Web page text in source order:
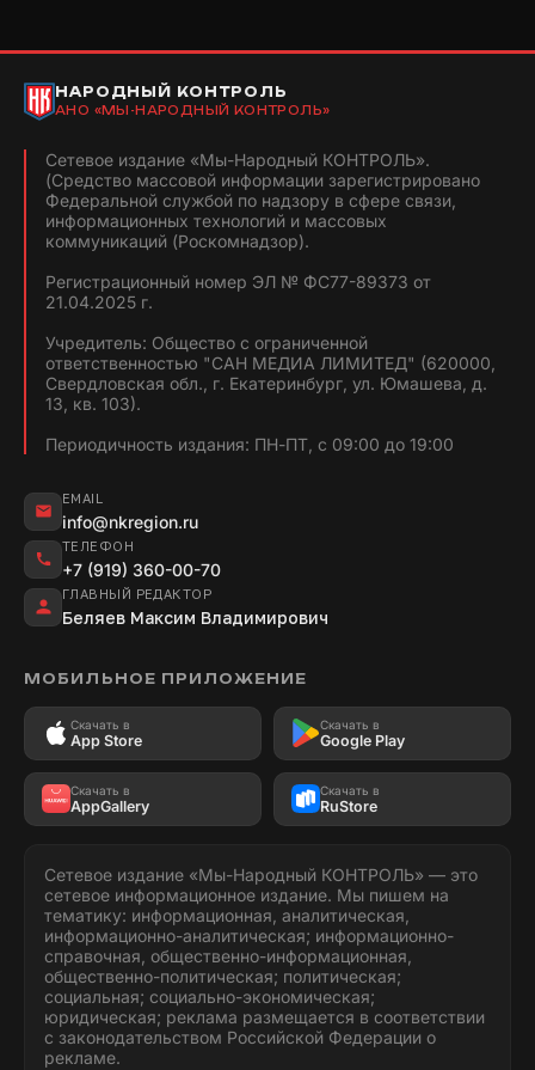
НАРОДНЫЙ КОНТРОЛЬ
АНО «МЫ-НАРОДНЫЙ КОНТРОЛЬ»
Сетевое издание «Мы-Народный КОНТРОЛЬ».
(Средство массовой информации зарегистрировано
Федеральной службой по надзору в сфере связи,
информационных технологий и массовых
коммуникаций (Роскомнадзор).
Регистрационный номер ЭЛ № ФС77-89373 от
21.04.2025 г.
Учредитель: Общество с ограниченной
ответственностью "САН МЕДИА ЛИМИТЕД" (620000,
Свердловская обл., г. Екатеринбург, ул. Юмашева, д.
13, кв. 103).
Периодичность издания: ПН-ПТ, с 09:00 до 19:00
EMAIL
info@nkregion.ru
ТЕЛЕФОН
+7 (919) 360-00-70
ГЛАВНЫЙ РЕДАКТОР
Беляев Максим Владимирович
МОБИЛЬНОЕ ПРИЛОЖЕНИЕ
Скачать в
App Store
Скачать в
Google Play
Скачать в
AppGallery
Скачать в
RuStore
Сетевое издание «Мы-Народный КОНТРОЛЬ» — это
сетевое информационное издание. Мы пишем на
тематику: информационная, аналитическая,
информационно-аналитическая; информационно-
справочная, общественно-информационная,
общественно-политическая; политическая;
социальная; социально-экономическая;
юридическая; реклама размещается в соответствии
с законодательством Российской Федерации о
рекламе.